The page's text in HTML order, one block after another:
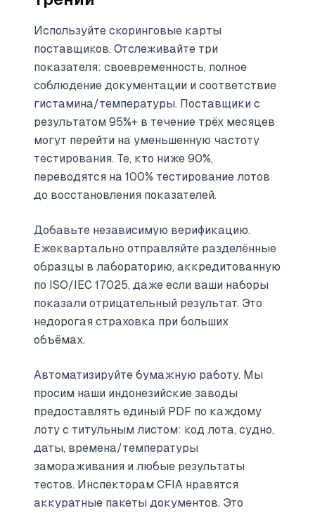
Используйте скоринговые карты
поставщиков. Отслеживайте три
показателя: своевременность, полное
соблюдение документации и соответствие
гистамина/температуры. Поставщики с
результатом 95%+ в течение трёх месяцев
могут перейти на уменьшенную частоту
тестирования. Те, кто ниже 90%,
переводятся на 100% тестирование лотов
до восстановления показателей.
Добавьте независимую верификацию.
Ежеквартально отправляйте разделённые
образцы в лабораторию, аккредитованную
по ISO/IEC 17025, даже если ваши наборы
показали отрицательный результат. Это
недорогая страховка при больших
объёмах.
Автоматизируйте бумажную работу. Мы
просим наши индонезийские заводы
предоставлять единый PDF по каждому
лоту с титульным листом: код лота, судно,
даты, времена/температуры
замораживания и любые результаты
тестов. Инспекторам CFIA нравятся
аккуратные пакеты документов. Это